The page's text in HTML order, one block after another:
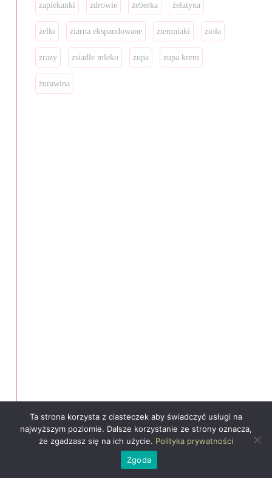
zapiekanki zdrowie żeberka żelatyna
żelki ziarna ekspandowane ziemniaki zioła
zrazy zsiadłe mleko zupa zupa krem
żurawina
Ta strona korzysta z ciasteczek aby świadczyć usługi na
najwyższym poziomie. Dalsze korzystanie ze strony oznacza,
że zgadzasz się na ich użycie. Polityka prywatności
Zgoda